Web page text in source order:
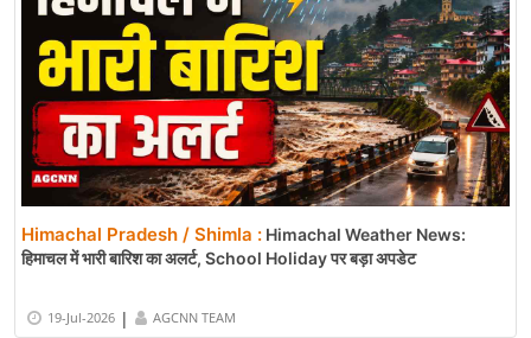
Himachal Pradesh / Shimla : Himachal Weather News:
हिमाचल में भारी बारिश का अलर्ट, School Holiday पर बड़ा अपडेट
19-Jul-2026 | AGCNN TEAM